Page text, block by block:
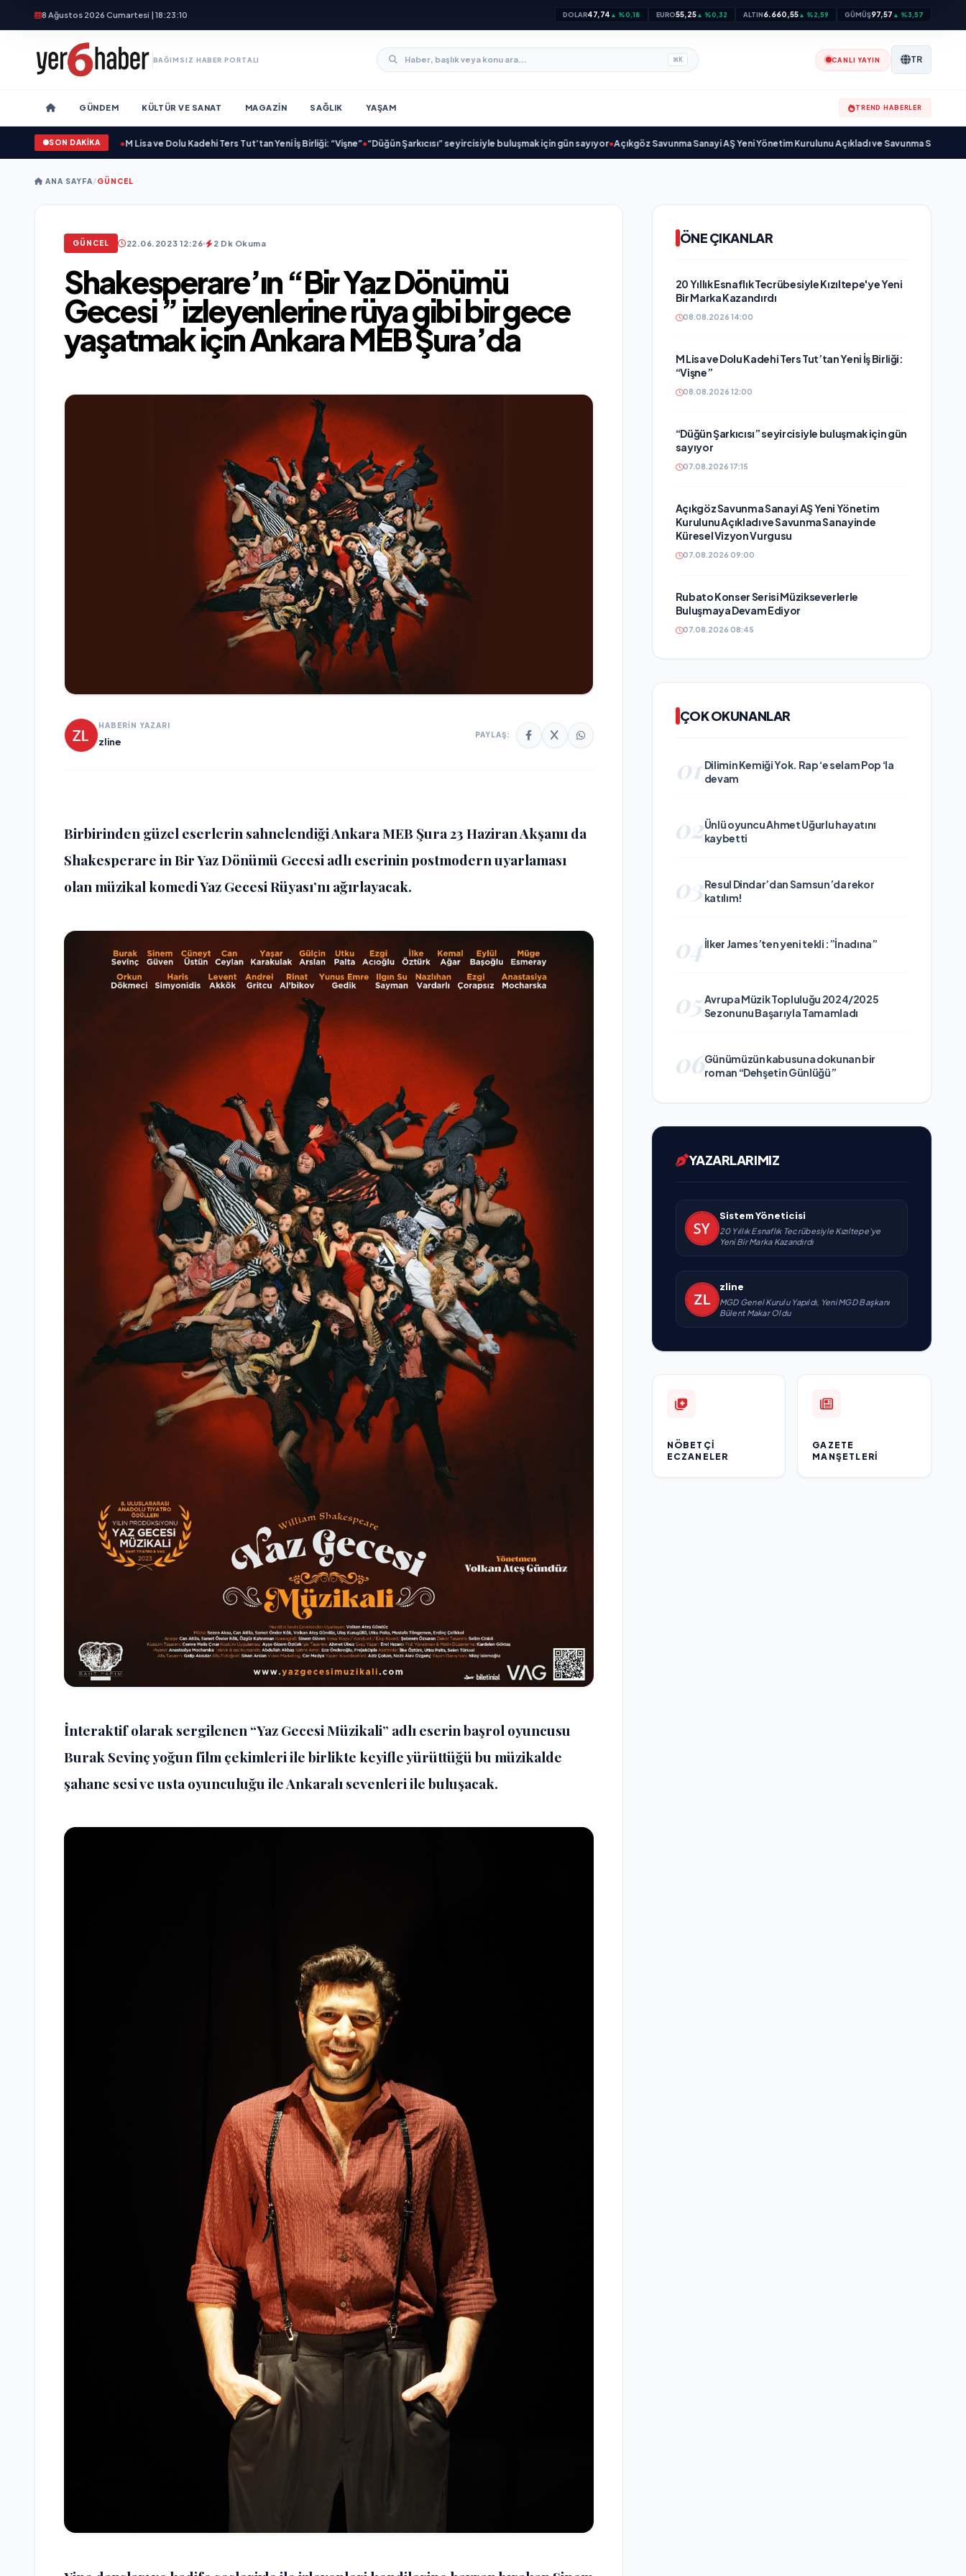
8 Ağustos 2026 Cumartesi | 18:23:12 DOLAR47,74 ▲ %0,18 EURO55,25▲ %0,32 ALTIN6.660,55▲ %2,59 GÜMÜŞ97,57 ▲ %3,57
BAĞIMSIZ HABER PORTALI ⌘K CANLI YAYIN TR
GÜNDEM KÜLTÜR VE SANAT MAGAZIN SAĞLIK YAŞAM TREND HABERLER
SON DAKİKA
Kazandırdı•M Lisa ve Dolu Kadehi Ters Tut’tan Yeni İş Birliği: “Vişne”•“Düğün Şarkıcısı” seyircisiyle buluşmak için gün sayıyor•Açıkgöz Savunma Sanayi AŞ Yeni Yönetim Kurulunu Açıkladı ve Savunma Sanayinde
ANA SAYFA/GÜNCEL
GÜNCEL 22.06.2023 12:26 2 Dk Okuma
Shakesperare’ın “Bir Yaz Dönümü
Gecesi ” izleyenlerine rüya gibi bir gece
yaşatmak için Ankara MEB Şura’da
HABERİN YAZARI
zline
PAYLAŞ:
Birbirinden güzel eserlerin sahnelendiği Ankara MEB Şura 23 Haziran Akşamı da
Shakesperare in Bir Yaz Dönümü Gecesi adlı eserinin postmodern uyarlaması
olan müzikal komedi Yaz Gecesi Rüyası’nı ağırlayacak.
İnteraktif olarak sergilenen “Yaz Gecesi Müzikali” adlı eserin başrol oyuncusu
Burak Sevinç yoğun film çekimleri ile birlikte keyifle yürüttüğü bu müzikalde
şahane sesi ve usta oyunculuğu ile Ankaralı sevenleri ile buluşacak.
ÖNE ÇIKANLAR
20 Yıllık Esnaflık Tecrübesiyle Kızıltepe'ye Yeni
Bir Marka Kazandırdı
08.08.2026 14:00
M Lisa ve Dolu Kadehi Ters Tut’tan Yeni İş Birliği:
“Vişne”
08.08.2026 12:00
“Düğün Şarkıcısı” seyircisiyle buluşmak için gün
sayıyor
07.08.2026 17:15
Açıkgöz Savunma Sanayi AŞ Yeni Yönetim
Kurulunu Açıkladı ve Savunma Sanayinde
Küresel Vizyon Vurgusu
07.08.2026 09:00
Rubato Konser Serisi Müzikseverlerle
Buluşmaya Devam Ediyor
07.08.2026 08:45
ÇOK OKUNANLAR
01 Dilimin Kemiği Yok. Rap ‘e selam Pop ‘la
devam
02Ünlü oyuncu Ahmet Uğurlu hayatını
kaybetti
03Resul Dindar’dan Samsun’da rekor
katılım!
04İlker James’ten yeni tekli :”İnadına”
05Avrupa Müzik Topluluğu 2024/2025
Sezonunu Başarıyla Tamamladı
06Günümüzün kabusuna dokunan bir
roman “Dehşetin Günlüğü”
YAZARLARIMIZ
Sistem Yöneticisi
20 Yıllık Esnaflık Tecrübesiyle Kızıltepe'ye
Yeni Bir Marka Kazandırdı
zline
MGD Genel Kurulu Yapıldı, Yeni MGD Başkanı
Bülent Makar Oldu
NÖBETÇI
ECZANELER
GAZETE
MANŞETLERI